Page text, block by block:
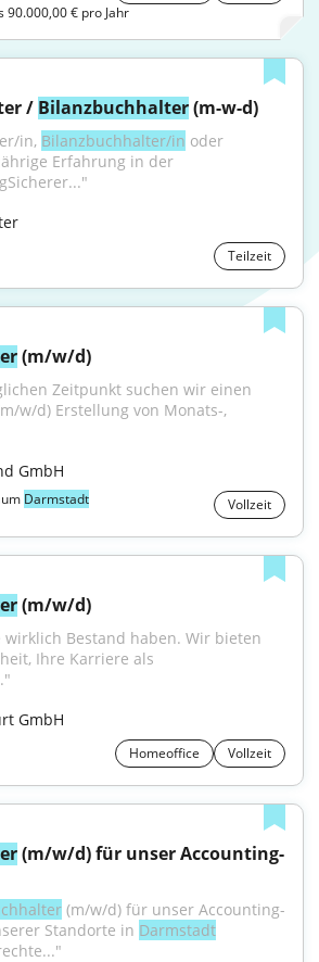
90.000,00 € pro Jahr
/ Bilanzbuchhalter (m-w-d)
in, Bilanzbuchhalter/in oder
Erfahrung in der
Teilzeit
(m/w/d)
w/d) Erstellung von Monats-,
GmbH
Darmstadt Vollzeit
(m/w/d)
wirklich Bestand haben. Wir bieten
GmbH
Homeoffice Vollzeit
(m/w/d) für unser Accounting-
(m/w/d) für unser Accounting-
Standorte in Darmstadt